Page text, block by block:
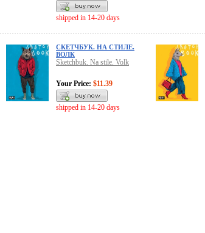
shipped in 14-20 days
СКЕТЧБУК. НА СТИЛЕ.
ВОЛК
Sketchbuk. Na stile. Volk
Your Price: $11.39
shipped in 14-20 days